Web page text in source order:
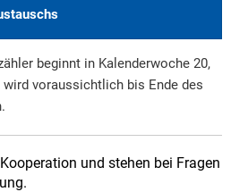
beginnt in Kalenderwoche 20,
wird voraussichtlich bis Ende des
und stehen bei Fragen